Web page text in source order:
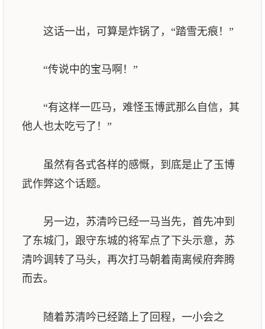
这话一出，可算是炸锅了，“踏雪无痕！”
“传说中的宝马啊！”
“有这样一匹马，难怪玉博武那么自信，其
他人也太吃亏了！”
虽然有各式各样的感慨，到底是止了玉博
武作弊这个话题。
另一边，苏清吟已经一马当先，首先冲到
了东城门，跟守东城的将军点了下头示意，苏
清吟调转了马头，再次打马朝着南离候府奔腾
而去。
随着苏清吟已经踏上了回程，一小会之